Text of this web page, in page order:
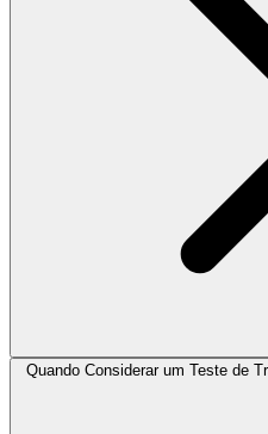
Quando Considerar um Teste de